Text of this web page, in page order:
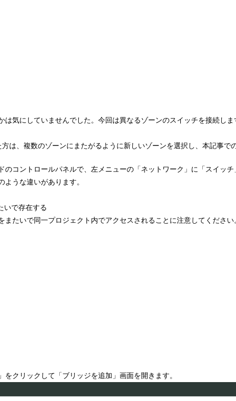
気にしていませんでした。今回は異なるゾーンのスイッチを接続し
は、複数のゾーンにまたがるように新しいゾーンを選択し、本記事で
コントロールパネルで、左メニューの「ネットワーク」に「スイッ
うな違いがあります。
いで存在する
たいで同一プロジェクト内でアクセスされることに注意してくださ
クリックして「ブリッジを追加」画面を開きます。